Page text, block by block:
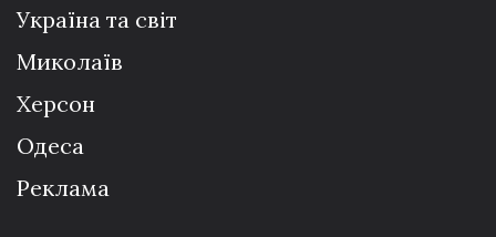
Україна та світ
Миколаїв
Херсон
Одеса
Реклама